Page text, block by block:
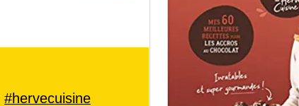
#hervecuisine